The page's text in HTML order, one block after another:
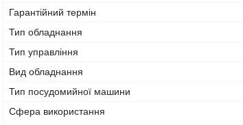
Гарантійний термін
Тип обладнання
Тип управління
Вид обладнання
Тип посудомийної машини
Сфера використання